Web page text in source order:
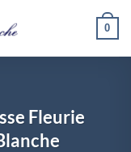
0
Fleurie